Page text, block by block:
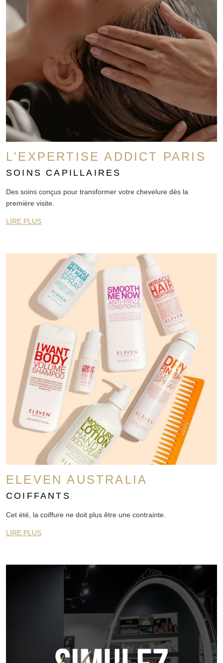
L'EXPERTISE ADDICT PARIS
SOINS CAPILLAIRES
Des soins conçus pour transformer votre chevelure dès la
première visite.
LIRE PLUS
ELEVEN AUSTRALIA
COIFFANTS
Cet été, la coiffure ne doit plus être une contrainte.
LIRE PLUS